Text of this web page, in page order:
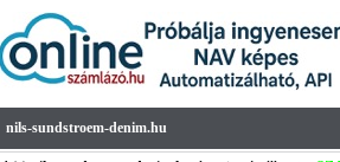
nils-sundstroem-denim.hu